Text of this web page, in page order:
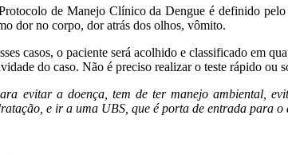
de Manejo Clínico da Dengue é definido pelo
dor no corpo, dor atrás dos olhos, vômito.
casos, o paciente será acolhido e classificado em
do caso. Não é preciso realizar o teste rápido ou
evitar a doença, tem de ter manejo ambiental,
e ir a uma UBS, que é porta de entrada para o